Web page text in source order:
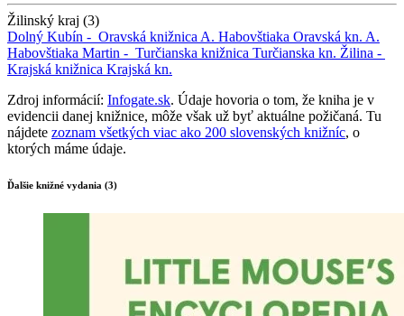
Žilinský kraj (3)
Dolný Kubín - Oravská knižnica A. Habovštiaka Oravská kn. A.
Habovštiaka Martin - Turčianska knižnica Turčianska kn. Žilina -
Krajská knižnica Krajská kn.
Zdroj informácií: Infogate.sk. Údaje hovoria o tom, že kniha je v
evidencii danej knižnice, môže však už byť aktuálne požičaná. Tu
nájdete zoznam všetkých viac ako 200 slovenských knižníc, o
ktorých máme údaje.
Ďalšie knižné vydania (3)